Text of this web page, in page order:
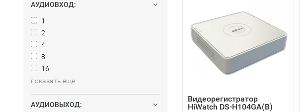
АУДИОВХОД:
1
2
4
8
16
показать еще
АУДИОВЫХОД:
Видеорегистратор
HiWatch DS-H104GA(B)